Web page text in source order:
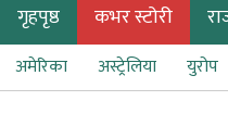
गृहपृष्ठ कभर स्टोरी
अमेरिका अस्ट्रेलिया युरोप